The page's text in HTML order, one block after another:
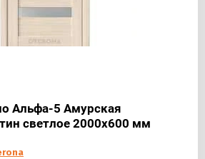
Альфа-5 Амурская
светлое 2000х600 мм